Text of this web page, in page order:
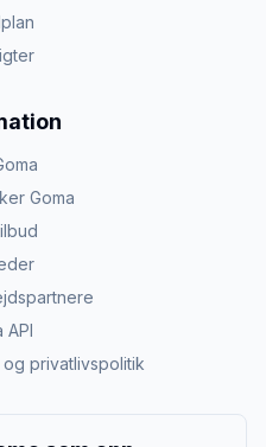
Goma
API
privatlivspolitik